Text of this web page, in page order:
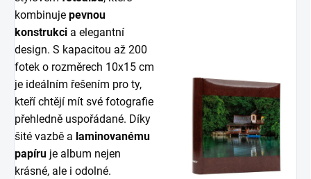
kombinuje pevnou
konstrukci a elegantní
design. S kapacitou až 200
fotek o rozměrech 10x15 cm
je ideálním řešením pro ty,
kteří chtějí mít své fotografie
přehledně uspořádané. Díky
šité vazbě a laminovanému
papíru je album nejen
krásné, ale i odolné.